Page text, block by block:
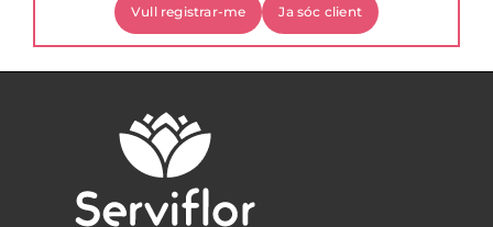
Vull registrar-me Ja sóc client